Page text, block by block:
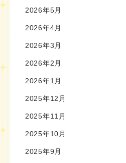
2026年5月
2026年4月
2026年3月
2026年2月
2026年1月
2025年12月
2025年11月
2025年10月
2025年9月